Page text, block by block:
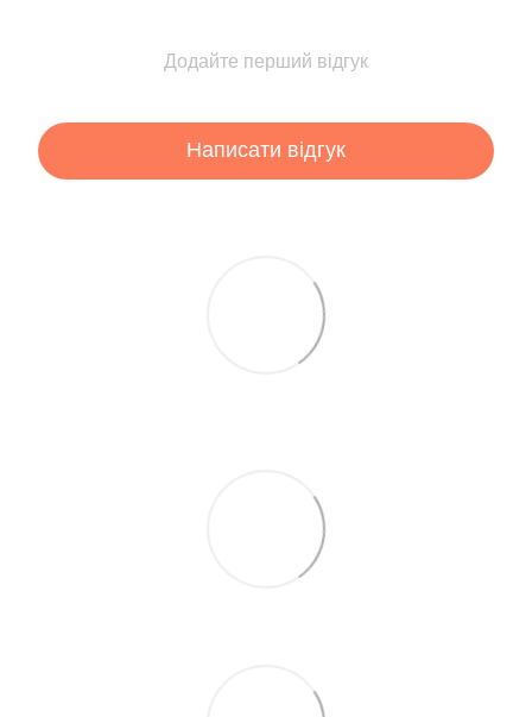
Додайте перший відгук
Написати відгук